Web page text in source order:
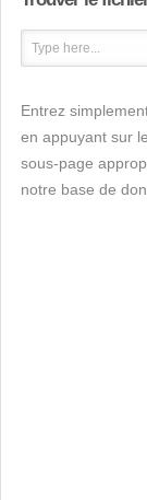
Entrez
en appuyant sur
sous-page
notre base de